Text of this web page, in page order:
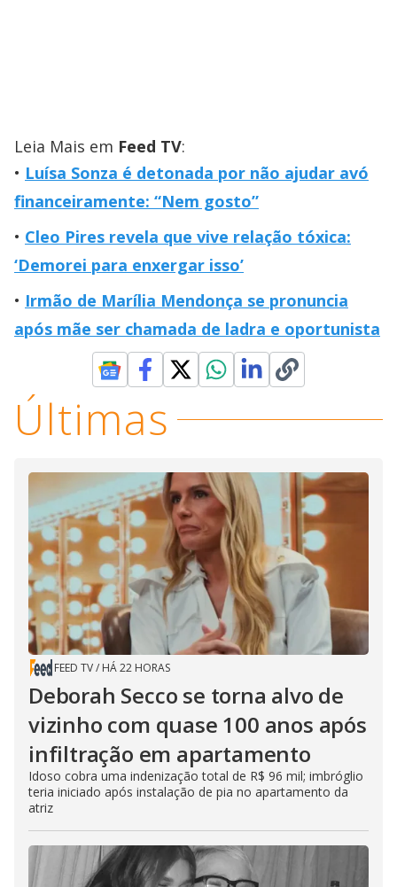
Leia Mais em Feed TV:
Luísa Sonza é detonada por não ajudar avó
financeiramente: “Nem gosto”
Cleo Pires revela que vive relação tóxica:
‘Demorei para enxergar isso’
Irmão de Marília Mendonça se pronuncia
após mãe ser chamada de ladra e oportunista
Últimas
FEED TV/ HÁ 22 HORAS
Deborah Secco se torna alvo de
vizinho com quase 100 anos após
infiltração em apartamento
Idoso cobra uma indenização total de R$ 96 mil; imbróglio
teria iniciado após instalação de pia no apartamento da
atriz